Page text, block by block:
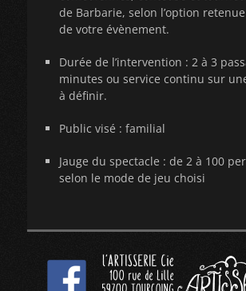
de Barbarie, selon l’option
de votre évènement.
Durée de l’intervention : 2 à 3
minutes ou service continu sur
à définir.
Public visé : familial
Jauge du spectacle : de 2 à 100
selon le mode de jeu choisi